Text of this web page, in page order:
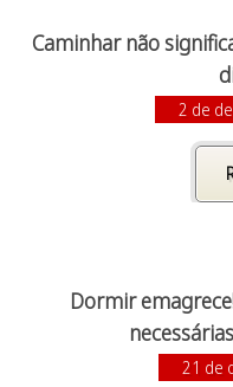
Caminhar não
2 de
Dormir
21 de